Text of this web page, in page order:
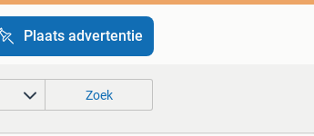
Plaats advertentie
Zoek